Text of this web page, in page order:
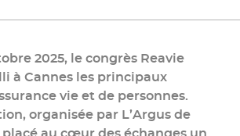
2025, le congrès Reavie
à Cannes les principaux
vie et de personnes.
organisée par L’Argus de